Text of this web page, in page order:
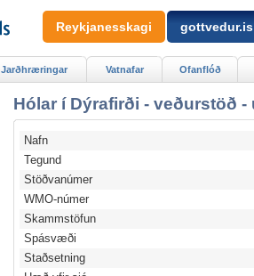
Hólar í Dýrafirði - veðurstöð
Nafn
Tegund
Stöðvanúmer
WMO-númer
Skammstöfun
Spásvæði
Staðsetning
Jarðhræringar Vatnafar Ofanflóð
Reykjanesskagi gottvedur.is